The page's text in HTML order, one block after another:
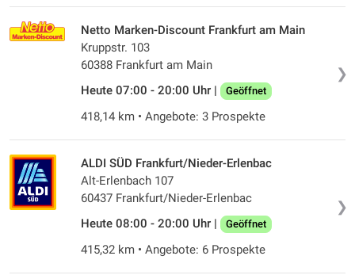
❯
Netto Marken-Discount Frankfurt am Main
Kruppstr. 103
60388 Frankfurt am Main
Heute 07:00 - 20:00 Uhr |
Geöffnet
418,14 km • Angebote: 3 Prospekte
❯
ALDI SÜD Frankfurt/Nieder-Erlenbac
Alt-Erlenbach 107
60437 Frankfurt/Nieder-Erlenbac
Heute 08:00 - 20:00 Uhr |
Geöffnet
415,32 km • Angebote: 6 Prospekte